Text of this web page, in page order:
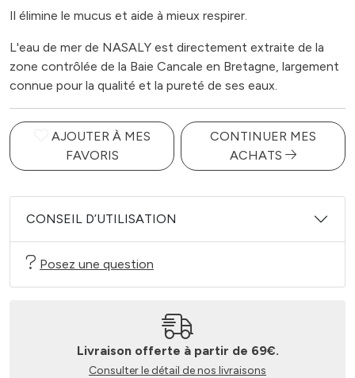
Il élimine le mucus et aide à mieux respirer.
L'eau de mer de NASALY est directement extraite de la
zone contrôlée de la Baie Cancale en Bretagne, largement
connue pour la qualité et la pureté de ses eaux.
AJOUTER À MES
FAVORIS
CONTINUER MES
ACHATS
CONSEIL D’UTILISATION
Posez une question
Livraison offerte à partir de 69€.
Consulter le détail de nos livraisons